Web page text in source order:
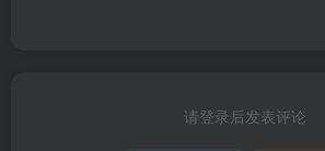
请登录后发表评论